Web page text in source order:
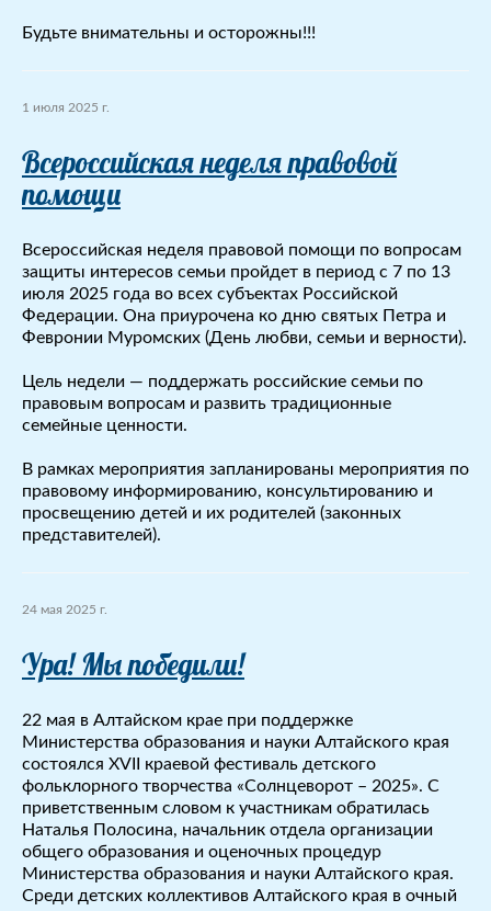
Будьте внимательны и осторожны!!!
1 июля 2025 г.
Всероссийская неделя правовой
помощи
Всероссийская неделя правовой помощи по вопросам
защиты интересов семьи пройдет в период с 7 по 13
июля 2025 года во всех субъектах Российской
Федерации. Она приурочена ко дню святых Петра и
Февронии Муромских (День любви, семьи и верности).
Цель недели — поддержать российские семьи по
правовым вопросам и развить традиционные
семейные ценности.
В рамках мероприятия запланированы мероприятия по
правовому информированию, консультированию и
просвещению детей и их родителей (законных
представителей).
24 мая 2025 г.
Ура! Мы победили!
22 мая в Алтайском крае при поддержке
Министерства образования и науки Алтайского края
состоялся XVII краевой фестиваль детского
фольклорного творчества «Солнцеворот – 2025». С
приветственным словом к участникам обратилась
Наталья Полосина, начальник отдела организации
общего образования и оценочных процедур
Министерства образования и науки Алтайского края.
Среди детских коллективов Алтайского края в очный